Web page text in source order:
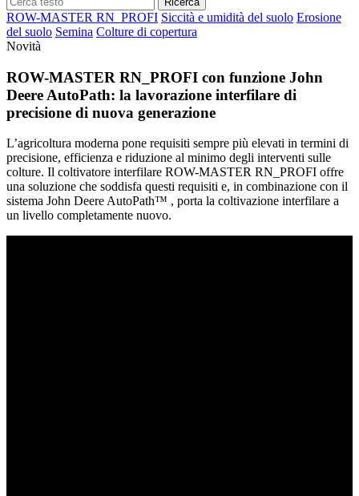
ROW-MASTER RN_PROFI Siccità e umidità del suolo Erosione
del suolo Semina Colture di copertura
Novità
ROW-MASTER RN_PROFI con funzione John
Deere AutoPath: la lavorazione interfilare di
precisione di nuova generazione
L’agricoltura moderna pone requisiti sempre più elevati in termini di
precisione, efficienza e riduzione al minimo degli interventi sulle
colture. Il coltivatore interfilare ROW-MASTER RN_PROFI offre
una soluzione che soddisfa questi requisiti e, in combinazione con il
sistema John Deere AutoPath™ , porta la coltivazione interfilare a
un livello completamente nuovo.